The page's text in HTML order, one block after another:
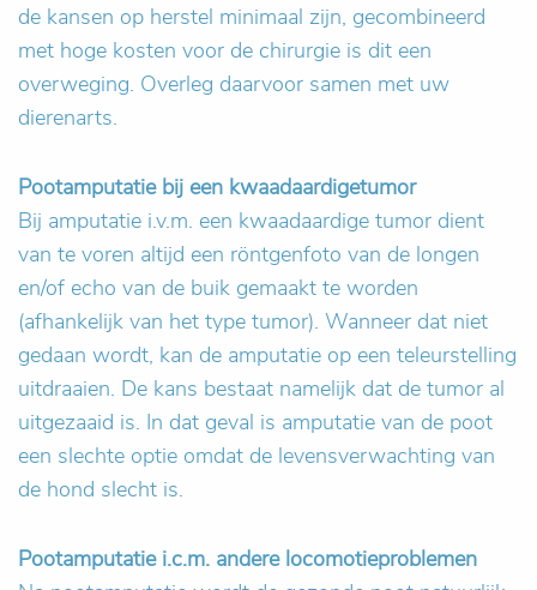
de kansen op herstel minimaal zijn, gecombineerd
met hoge kosten voor de chirurgie is dit een
overweging. Overleg daarvoor samen met uw
dierenarts.
Pootamputatie bij een kwaadaardigetumor
Bij amputatie i.v.m. een kwaadaardige tumor dient
van te voren altijd een röntgenfoto van de longen
en/of echo van de buik gemaakt te worden
(afhankelijk van het type tumor). Wanneer dat niet
gedaan wordt, kan de amputatie op een teleurstelling
uitdraaien. De kans bestaat namelijk dat de tumor al
uitgezaaid is. In dat geval is amputatie van de poot
een slechte optie omdat de levensverwachting van
de hond slecht is.
Pootamputatie i.c.m. andere locomotieproblemen